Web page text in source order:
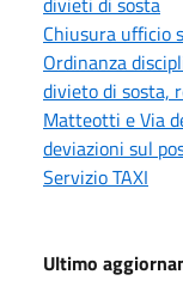
Chiusura ufficio
Ordinanza
divieto di sosta,
Matteotti e Via
deviazioni sul
Servizio TAXI
Ultimo